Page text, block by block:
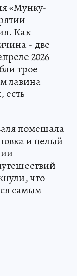
«Мунку-
Как
- две
2026
трое
лавина
есть
помешала
и целый
что
самым